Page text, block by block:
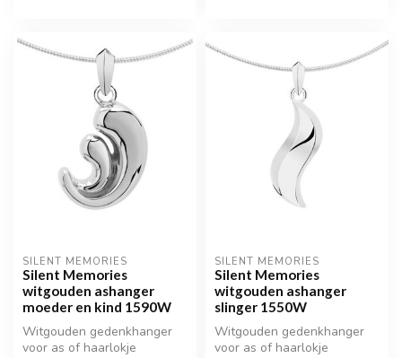
SILENT MEMORIES
Silent Memories
witgouden ashanger
moeder en kind 1590W
Witgouden gedenkhanger
voor as of haarlokje
SILENT MEMORIES
Silent Memories
witgouden ashanger
slinger 1550W
Witgouden gedenkhanger
voor as of haarlokje